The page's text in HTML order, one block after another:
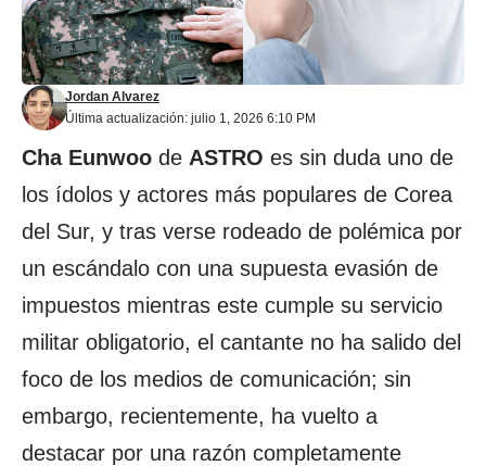
Última actualización: julio 1, 2026 6:10 PM
Jordan Alvarez
Cha Eunwoo de ASTRO es sin duda uno de
los ídolos y actores más populares de Corea
del Sur, y tras verse rodeado de polémica por
un escándalo con una supuesta evasión de
impuestos mientras este cumple su servicio
militar obligatorio, el cantante no ha salido del
foco de los medios de comunicación; sin
embargo, recientemente, ha vuelto a
destacar por una razón completamente